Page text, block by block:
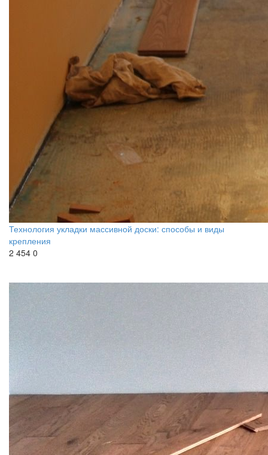
Технология укладки массивной доски: способы и виды
крепления
2 454 0